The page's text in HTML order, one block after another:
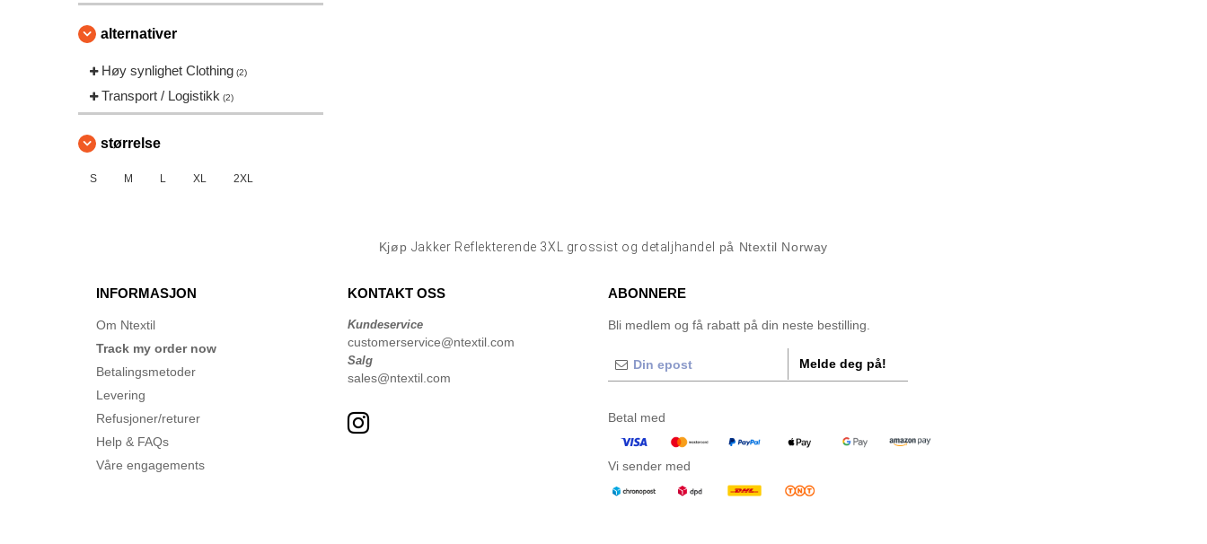
alternativer
Høy synlighet Clothing (2)
Transport / Logistikk (2)
størrelse
S M L XL 2XL
Kjøp Jakker Reflekterende 3XL grossist og detaljhandel på Ntextil Norway
INFORMASJON
Om Ntextil
Track my order now
Betalingsmetoder
Levering
Refusjoner/returer
Help & FAQs
Våre engagements
KONTAKT OSS
Kundeservice
customerservice@ntextil.com
Salg
sales@ntextil.com
ABONNERE
Bli medlem og få rabatt på din neste bestilling.
Melde deg på!
Betal med
Vi sender med